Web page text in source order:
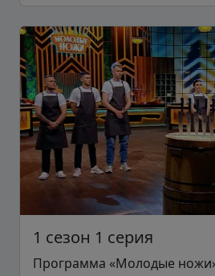
1 сезон 1 серия
Программа «Молодые